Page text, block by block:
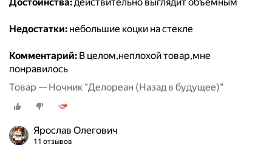
Недостатки: небольшие коцки на стекле
Комментарий: В целом,неплохой товар,мне
понравилось
Товар — Ночник "Делореан (Назад в будущее)"
Ярослав Олегович
11 отзывов